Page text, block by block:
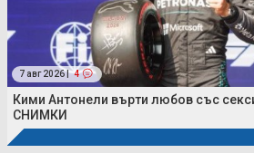
7 авг 2026 | 4
Кими Антонели върти любов със
СНИМКИ